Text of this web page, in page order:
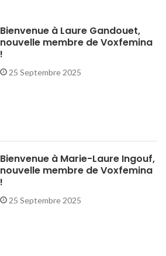
Bienvenue à Laure Gandouet,
nouvelle membre de Voxfemina
!
25 Septembre 2025
Bienvenue à Marie-Laure Ingouf,
nouvelle membre de Voxfemina
!
25 Septembre 2025